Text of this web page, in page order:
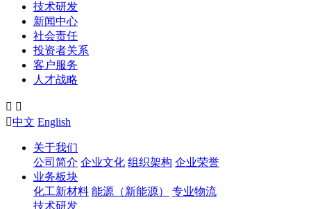
技术研发
新闻中心
社会责任
投资者关系
客户服务
人才战略
 
中文 English
关于我们
公司简介 企业文化 组织架构 企业荣誉
业务板块
化工新材料 能源（新能源）
专业物流
技术研发